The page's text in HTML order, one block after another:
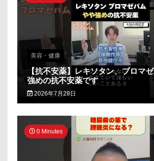
美容・健康
【抗不安薬】レキソタン、ブロマ
強めの抗不安薬です
2026年7月28日
0 Minutes